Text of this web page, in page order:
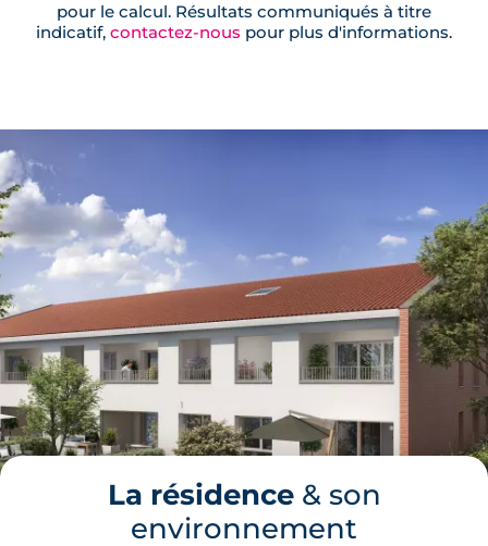
pour le calcul. Résultats communiqués à titre
indicatif, contactez-nous pour plus d'informations.
La résidence& son
environnement